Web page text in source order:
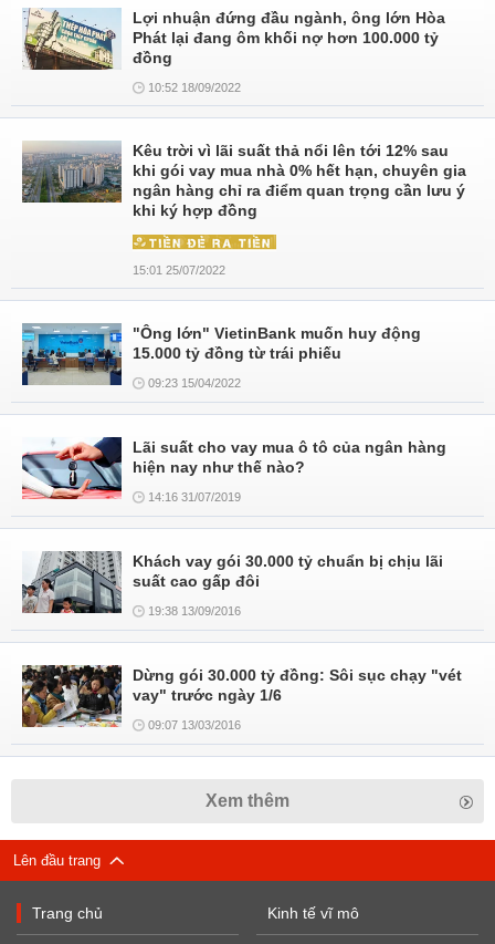
Lợi nhuận đứng đầu ngành, ông lớn Hòa
Phát lại đang ôm khối nợ hơn 100.000 tỷ
đồng
10:52 18/09/2022
Kêu trời vì lãi suất thả nổi lên tới 12% sau
khi gói vay mua nhà 0% hết hạn, chuyên gia
ngân hàng chỉ ra điểm quan trọng cần lưu ý
khi ký hợp đồng
15:01 25/07/2022
"Ông lớn" VietinBank muốn huy động
15.000 tỷ đồng từ trái phiếu
09:23 15/04/2022
Lãi suất cho vay mua ô tô của ngân hàng
hiện nay như thế nào?
14:16 31/07/2019
Khách vay gói 30.000 tỷ chuẩn bị chịu lãi
suất cao gấp đôi
19:38 13/09/2016
Dừng gói 30.000 tỷ đồng: Sôi sục chạy "vét
vay" trước ngày 1/6
09:07 13/03/2016
Xem thêm
Lên đầu trang
Trang chủ Kinh tế vĩ mô